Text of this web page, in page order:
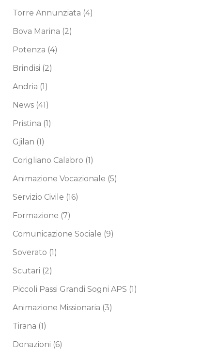
Torre Annunziata (4)
Bova Marina (2)
Potenza (4)
Brindisi (2)
Andria (1)
News (41)
Pristina (1)
Gjilan (1)
Corigliano Calabro (1)
Animazione Vocazionale (5)
Servizio Civile (16)
Formazione (7)
Comunicazione Sociale (9)
Soverato (1)
Scutari (2)
Piccoli Passi Grandi Sogni APS (1)
Animazione Missionaria (3)
Tirana (1)
Donazioni (6)